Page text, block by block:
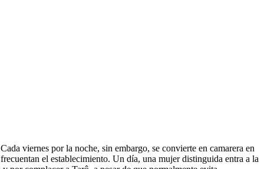
viernes por la noche, sin embargo, se convierte en camarera en
el establecimiento. Un día, una mujer distinguida entra a la